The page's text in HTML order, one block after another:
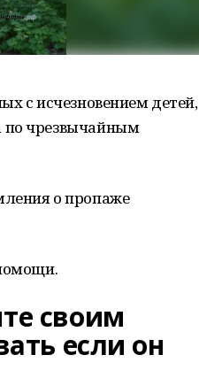
с исчезновением детей,
по чрезвычайным
о пропаже
своим
если он